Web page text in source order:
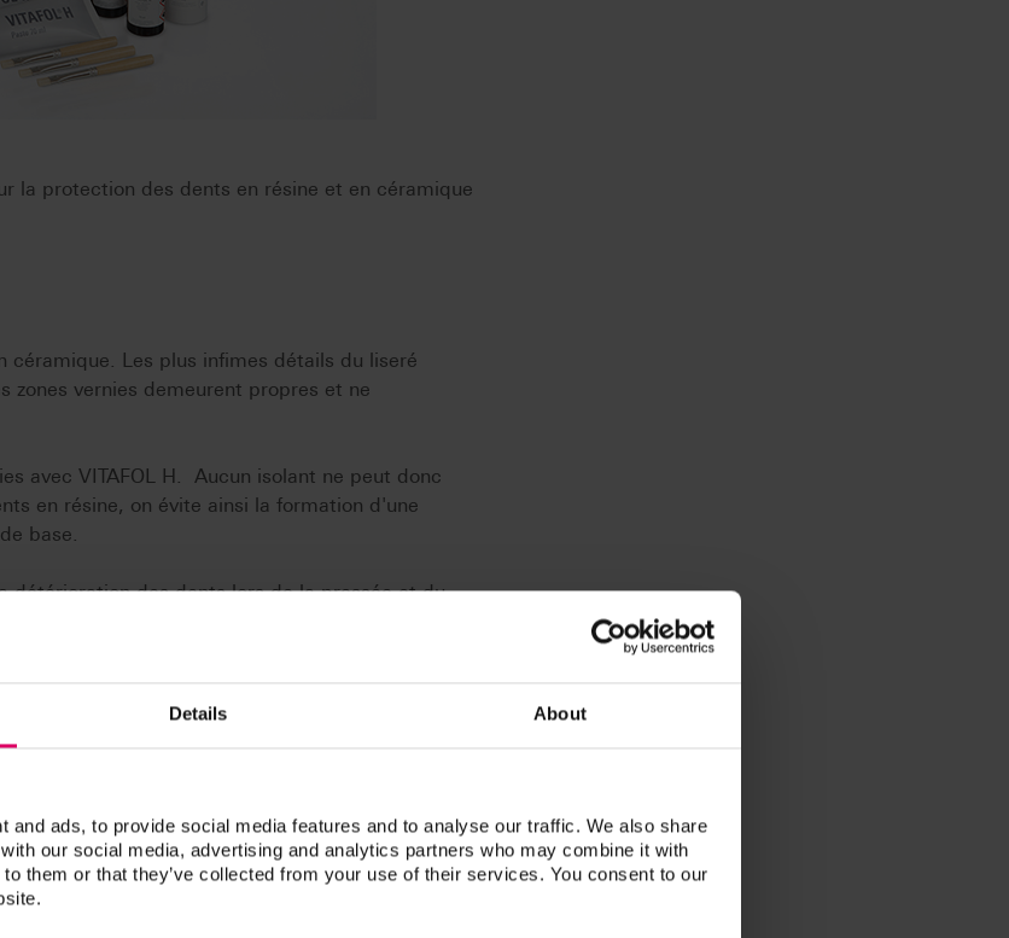
Details About
and ads, to provide social media features and to analyse our traffic. We also share
our social media, advertising and analytics partners who may combine it with
them or that they’ve collected from your use of their services. You consent to our
la protection des dents en résine et en céramique
céramique. Les plus infimes détails du liseré
zones vernies demeurent propres et ne
avec VITAFOL H. Aucun isolant ne peut donc
en résine, on évite ainsi la formation d'une
base.
détérioration des dents lors de la pressée et du